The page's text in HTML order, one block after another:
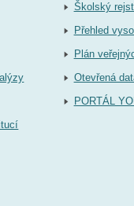
Školský
Přehled
Plán
Otevřená
PORTÁL